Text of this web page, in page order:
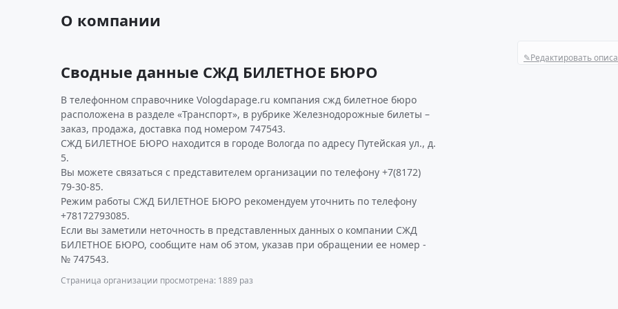
О компании
✎Редактировать
Сводные данные СЖД БИЛЕТНОЕ БЮРО
В телефонном справочнике Vologdapage.ru компания сжд билетное бюро
расположена в разделе «Транспорт», в рубрике Железнодорожные билеты –
заказ, продажа, доставка под номером 747543.
СЖД БИЛЕТНОЕ БЮРО находится в городе Вологда по адресу Путейская ул., д.
5.
Вы можете связаться с представителем организации по телефону +7(8172)
79-30-85.
Режим работы СЖД БИЛЕТНОЕ БЮРО рекомендуем уточнить по телефону
+78172793085.
Если вы заметили неточность в представленных данных о компании СЖД
БИЛЕТНОЕ БЮРО, сообщите нам об этом, указав при обращении ее номер -
№ 747543.
Страница организации просмотрена: 1889 раз